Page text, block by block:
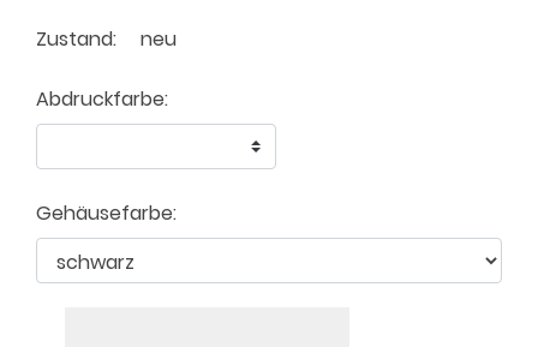
Zustand:
neu
Abdruckfarbe:
Gehäusefarbe: